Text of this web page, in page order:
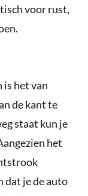
voor rust,
is het van
de kant te
staat kun je
het
dat je de auto